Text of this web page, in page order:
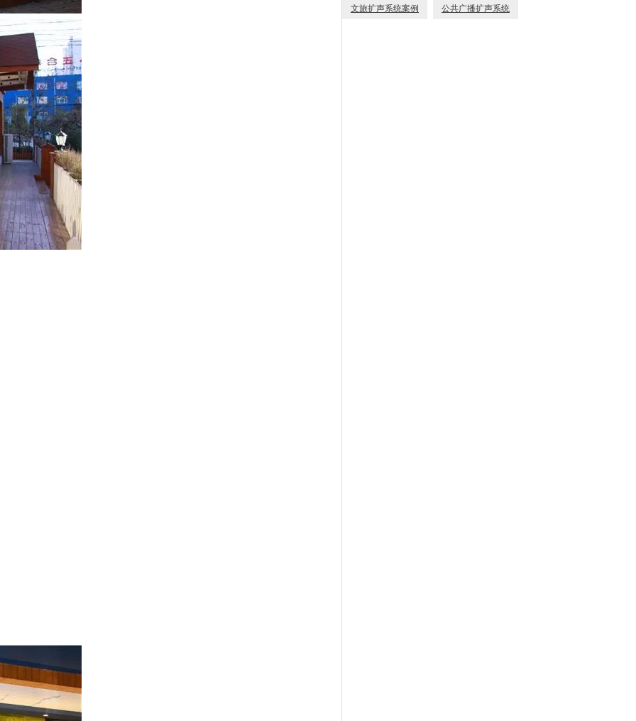
文旅扩声系统案例 公共广播扩声系统